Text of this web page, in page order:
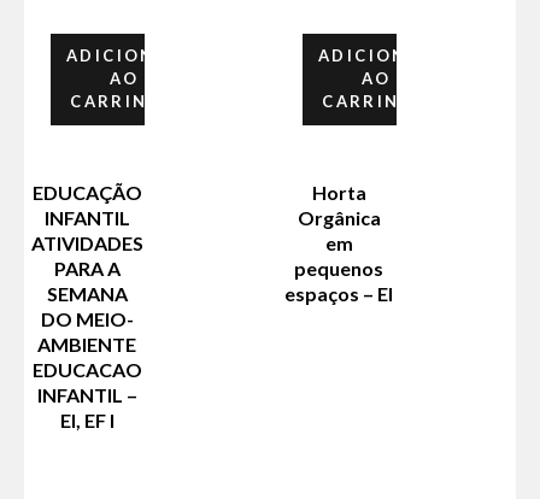
ADICIONAR
AO
CARRINHO
EDUCAÇÃO
INFANTIL
ATIVIDADES
PARA A
SEMANA
DO MEIO-
AMBIENTE
EDUCACAO
INFANTIL –
EI, EF I
ADICIONAR
AO
CARRINHO
Horta
Orgânica
em
pequenos
espaços – EI